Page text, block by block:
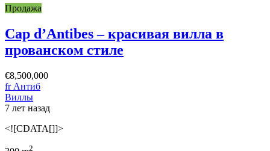
Продажа
Cap d’Antibes – красивая вилла в
прованском стиле
€8,500,000
fr Антиб
Виллы
7 лет назад
<![CDATA[]]>
2